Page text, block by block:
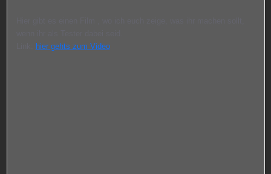
hier gehts zum Video